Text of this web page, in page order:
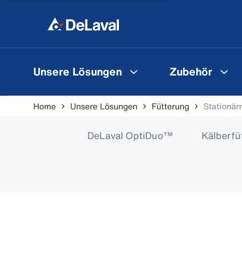
Unsere Lösungen Zubehör
Home Unsere Lösungen Fütterung
DeLaval OptiDuo™